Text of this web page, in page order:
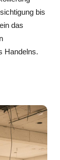
bis
das
Handelns.